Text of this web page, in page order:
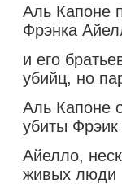
Аль Капоне
Фрэнка
и его
убийц, но
Аль Капоне
убиты Фрэик
Айелло,
живых люди